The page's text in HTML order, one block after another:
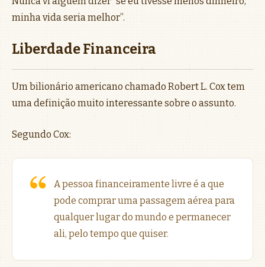
minha vida seria melhor”.
Liberdade Financeira
Um bilionário americano chamado Robert L. Cox tem
uma definição muito interessante sobre o assunto.
Segundo Cox:
A pessoa financeiramente livre é a que
pode comprar uma passagem aérea para
qualquer lugar do mundo e permanecer
ali, pelo tempo que quiser.